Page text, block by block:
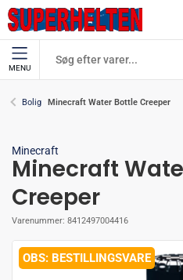
MENU
Bolig Minecraft Water Bottle Creeper
Minecraft
Minecraft
Creeper
Varenummer: 8412497004416
BESTILLINGSVARE